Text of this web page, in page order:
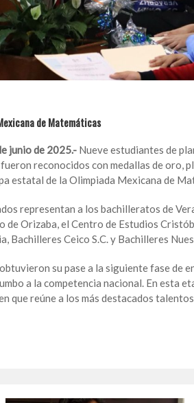
de Matemáticas
junio de 2025.-Nueve estudiantes de
reconocidos con medallas de oro,
estatal de la Olimpiada Mexicana de
representan a los bachilleratos de
Orizaba, el Centro de Estudios
Bachilleres Ceico S.C. y Bachilleres
su pase a la siguiente fase de
a la competencia nacional. En esta
que reúne a los más destacados